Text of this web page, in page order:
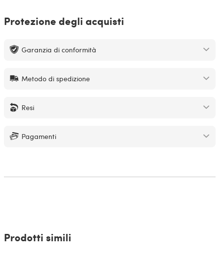
Protezione degli acquisti
Garanzia di conformità
Metodo di spedizione
Resi
Pagamenti
Prodotti simili